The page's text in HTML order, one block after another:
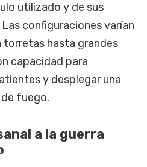
utilizado y de sus
configuraciones varían
torretas hasta grandes
capacidad para
y desplegar una
fuego.
a la guerra